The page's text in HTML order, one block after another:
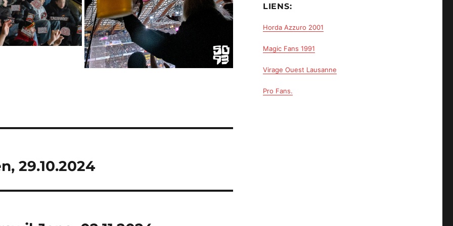
29.10.2024
LIENS:
Horda Azzuro 2001
Magic Fans 1991
Virage Ouest Lausanne
Pro Fans.